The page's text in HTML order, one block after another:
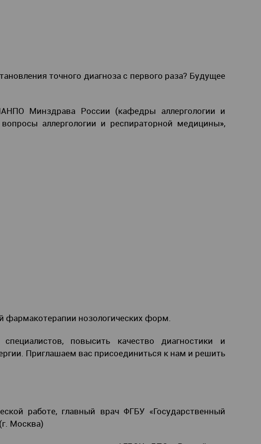
точного диагноза с первого раза? Будущее
Минздрава России (кафедры аллергологии и
аллергологии и респираторной медицины»,
фармакотерапии нозологических форм.
повысить качество диагностики и
Приглашаем вас присоединиться к нам и решить
работе, главный врач ФГБУ «Государственный
Москва)